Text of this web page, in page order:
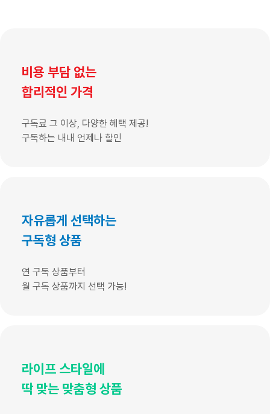
비용 부담 없는
합리적인 가격
구독료 그 이상, 다양한 혜택 제공!
구독하는 내내 언제나 할인
자유롭게 선택하는
구독형 상품
연 구독 상품부터
월 구독 상품까지 선택 가능!
라이프 스타일에
딱 맞는 맞춤형 상품